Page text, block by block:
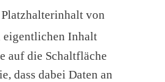
Platzhalterinhalt von
eigentlichen Inhalt
auf die Schaltfläche
dass dabei Daten an